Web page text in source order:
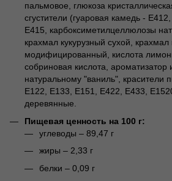
пальмовое, глюкоза
сгустители (гуаровая камедь -
Е415, карбоксиметилцеллюлозы
крахмал кукурузный сухой, крахмал
модифицированный, кислота
собриновая кислота, ароматизатор
натуральному "ваниль",
Е122, Е133, Е151, Е422, Е433,
деревянные.
Пищевая ценность на 100 г:
углеводы – 89,47 г
жиры – 2,33 г
белки – 0,09 г